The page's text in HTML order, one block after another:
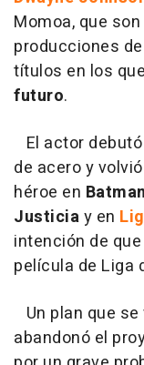
Momoa, que
producciones
títulos en los que
futuro.
El actor
de acero y
héroe en
Justiciay en
intención de
película de Liga
Un plan que
abandonó el